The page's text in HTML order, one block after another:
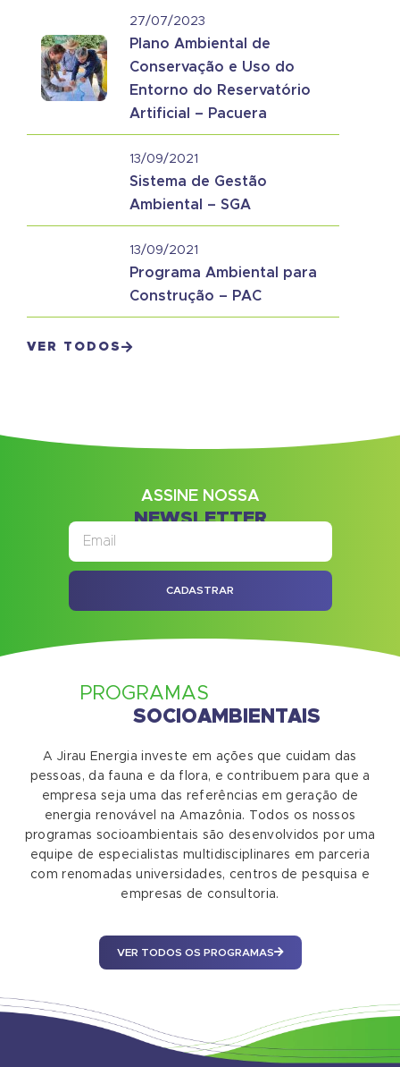
27/07/2023
Plano Ambiental de
Conservação e Uso do
Entorno do Reservatório
Artificial – Pacuera
13/09/2021
Sistema de Gestão
Ambiental – SGA
13/09/2021
Programa Ambiental para
Construção – PAC
VER TODOS
ASSINE NOSSA
NEWSLETTER
CADASTRAR
PROGRAMAS
SOCIOAMBIENTAIS
A Jirau Energia investe em ações que cuidam das
pessoas, da fauna e da flora, e contribuem para que a
empresa seja uma das referências em geração de
energia renovável na Amazônia. Todos os nossos
programas socioambientais são desenvolvidos por uma
equipe de especialistas multidisciplinares em parceria
com renomadas universidades, centros de pesquisa e
empresas de consultoria.
VER TODOS OS PROGRAMAS